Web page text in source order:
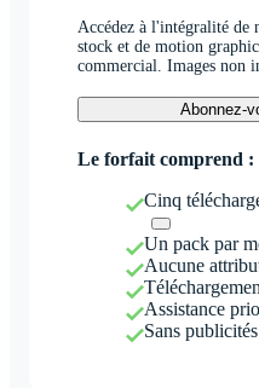
Accédez à l'intégralité de
stock et de motion
commercial. Images non
Abonnez-
Le forfait comprend :
Cinq
Un pack par
Aucune
Assistance
Sans publicités